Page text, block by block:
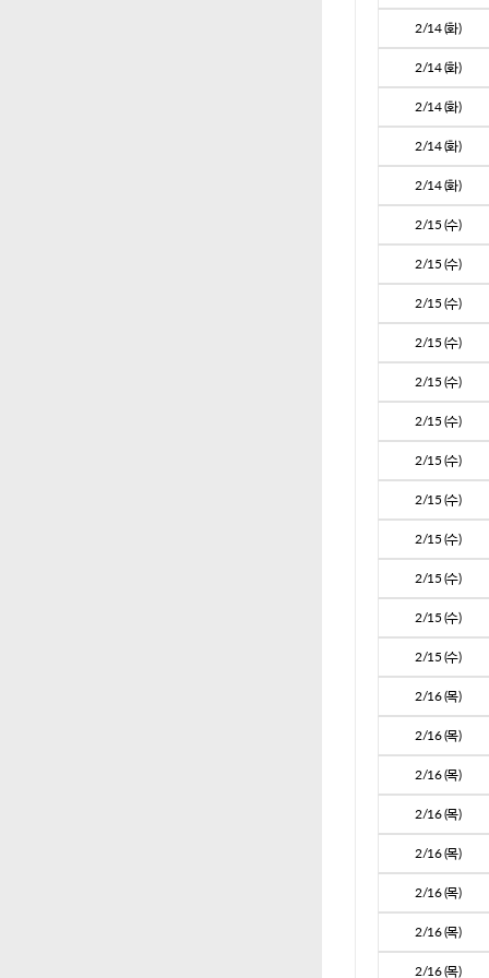
2/14 (화)
2/14 (화)
2/14 (화)
2/14 (화)
2/14 (화)
2/15 (수)
2/15 (수)
2/15 (수)
2/15 (수)
2/15 (수)
2/15 (수)
2/15 (수)
2/15 (수)
2/15 (수)
2/15 (수)
2/15 (수)
2/15 (수)
2/16 (목)
2/16 (목)
2/16 (목)
2/16 (목)
2/16 (목)
2/16 (목)
2/16 (목)
2/16 (목)